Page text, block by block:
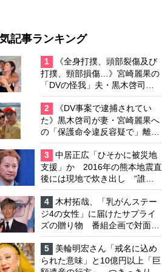
記事ランキング
1
《全身打撲、頭部裂傷及び
打撲、頸部損傷…》宮崎麗果の
「DVの怪我」夫・黒木啓司の
逮捕で始まる「夫婦の闘争」
2
《DV事案で逮捕されてい
た》黒木啓司が妻・宮崎麗果へ
の「保護命令違反容疑で」離婚
協議は「第二ステージ」へ
3
中居正広「ひそかに被災地
支援」か 2016年の熊本地震直
後には現地で炊き出し “誰に
も知られなくて良い”と、むし
ろ強まる福祉活動への思い
4
木村拓哉、「乳がんステー
ジ4の女性」に届けたサプライ
ズの贈り物 番組企画で対面し
たファンが、夢と希望を与える
心遣いに「うれしくて号泣しま
した」
5
美輪明宏さん「戒名に込め
られた意味」と10億円以上「巨